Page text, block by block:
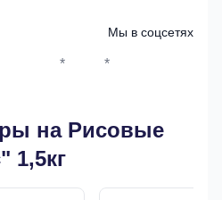
Мы в соцсетях
* *
на Рисовые
1,5кг